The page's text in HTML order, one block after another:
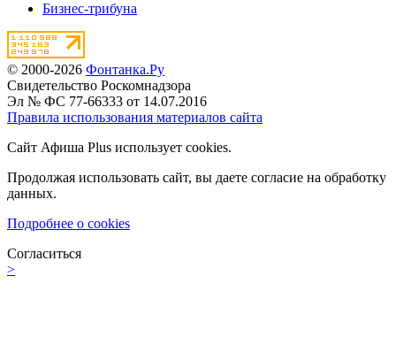
Бизнес-трибуна
© 2000-2026 Фонтанка.Ру
Свидетельство Роскомнадзора
Эл № ФС 77-66333 от 14.07.2016
Правила использования материалов сайта
Сайт Афиша Plus использует cookies.
Продолжая использовать сайт, вы даете согласие на обработку
данных.
Подробнее о cookies
Согласиться
>